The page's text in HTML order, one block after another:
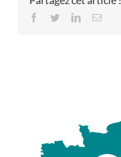
Facebook
TwitterLinkedInEmail